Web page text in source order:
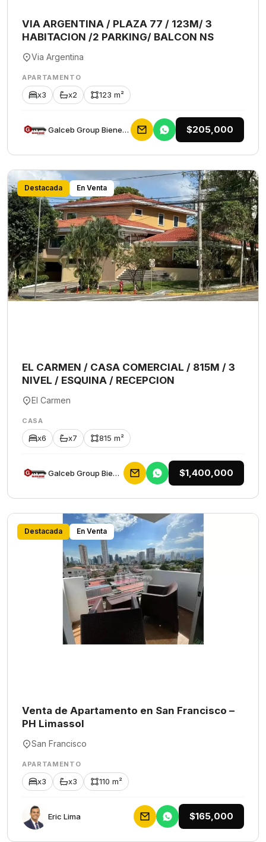
VIA ARGENTINA / PLAZA 77 / 123M/ 3
HABITACION /2 PARKING/ BALCON NS
Via Argentina
APARTAMENTO
x3 x2 123 m²
Galceb Group Bienes Raices $205,000
Destacada En Venta
EL CARMEN / CASA COMERCIAL / 815M / 3
NIVEL / ESQUINA / RECEPCION
El Carmen
CASA
x6 x7 815 m²
Galceb Group Bienes Raices $1,400,000
Destacada En Venta
Venta de Apartamento en San Francisco –
PH Limassol
San Francisco
APARTAMENTO
x3 x3 110 m²
Eric Lima $165,000